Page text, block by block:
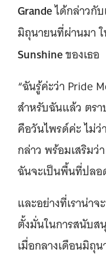
Grandeได้กล่าวกั
มิถุนายนที่ผ่านมา
Sunshineของเธอ
“ฉันรู้ค่ะว่า Pride
สำหรับฉันแล้ว ตร
คือวันไพรด์ค่ะ ไม่ว่
กล่าว พร้อมเสริมว่
ฉันจะเป็นพื้นที่ปล
และอย่างที่เราน่า
ตั้งมั่นในการสนับส
เมื่อกลางเดือนมิถุ